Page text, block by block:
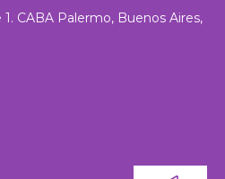
CABA Palermo, Buenos Aires,